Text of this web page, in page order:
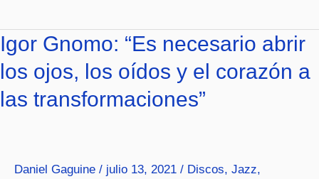
Igor Gnomo: “Es necesario abrir
los ojos, los oídos y el corazón a
las transformaciones”
Daniel Gaguine / julio 13, 2021 / Discos, Jazz,
Igor
Gnomo:
“Es
necesario
abrir
oídos